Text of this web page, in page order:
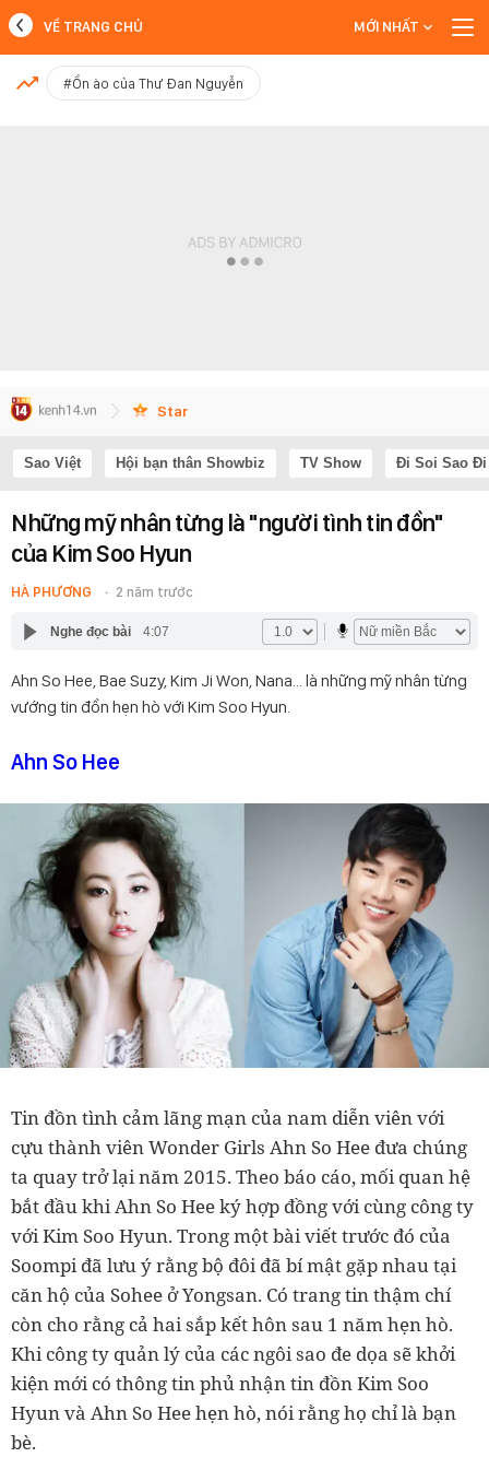
MỚI NHẤT
VỀ TRANG CHỦ MỚI NHẤT
#Ồn ào của Thư Đan Nguyễn
Star
Sao Việt Hội bạn thân Showbiz TV Show Đi Soi Sao Đi
Những mỹ nhân từng là "người tình tin đồn"
của Kim Soo Hyun
HÀ PHƯƠNG 2 năm trước
Nghe đọc bài 4:07
Ahn So Hee, Bae Suzy, Kim Ji Won, Nana... là những mỹ nhân từng
vướng tin đồn hẹn hò với Kim Soo Hyun.
Ahn So Hee
Tin đồn tình cảm lãng mạn của nam diễn viên với
cựu thành viên Wonder Girls Ahn So Hee đưa chúng
ta quay trở lại năm 2015. Theo báo cáo, mối quan hệ
bắt đầu khi Ahn So Hee ký hợp đồng với cùng công ty
với Kim Soo Hyun. Trong một bài viết trước đó của
Soompi đã lưu ý rằng bộ đôi đã bí mật gặp nhau tại
căn hộ của Sohee ở Yongsan. Có trang tin thậm chí
còn cho rằng cả hai sắp kết hôn sau 1 năm hẹn hò.
Khi công ty quản lý của các ngôi sao đe dọa sẽ khởi
kiện mới có thông tin phủ nhận tin đồn Kim Soo
Hyun và Ahn So Hee hẹn hò, nói rằng họ chỉ là bạn
bè.